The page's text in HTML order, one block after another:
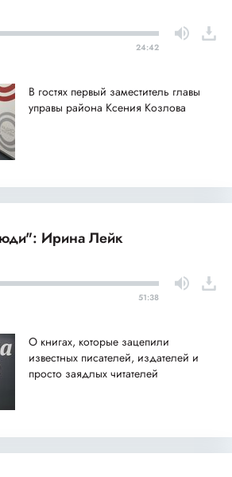
24:42
В гостях первый заместитель главы
управы района Ксения Козлова
Ирина Лейк
51:38
О книгах, которые зацепили
известных писателей, издателей и
просто заядлых читателей